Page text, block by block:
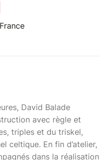
David Balade
avec règle et
triples et du triskel,
celtique. En fin d’atelier,
dans la réalisation